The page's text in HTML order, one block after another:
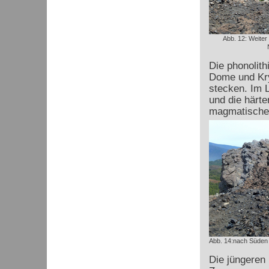
Abb. 12:
Die
Dome und
stecken. Im
und die
Abb. 14:nach
Die